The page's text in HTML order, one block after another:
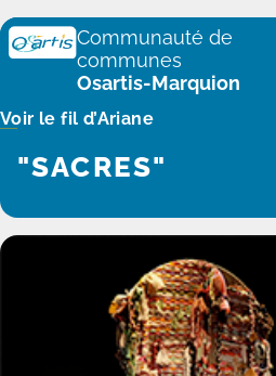
Panneau de gestion des cookies
Communauté de
communes
Osartis-Marquion
Voir le fil d’Ariane
"SACRES"